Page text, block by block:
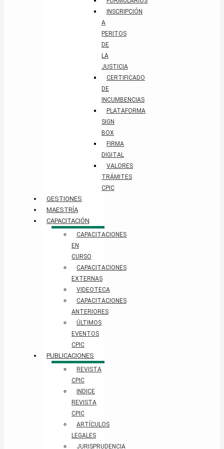
INSCRIPCIÓN
A
PERITOS
DE
LA
JUSTICIA
CERTIFICADO
DE
INCUMBENCIAS
PLATAFORMA
SIGN
BOX
FIRMA
DIGITAL
VALORES
TRÁMITES
CPIC
GESTIONES
MAESTRÍA
CAPACITACIÓN
CAPACITACIONES
EN
CURSO
CAPACITACIONES
EXTERNAS
VIDEOTECA
CAPACITACIONES
ANTERIORES
ÚLTIMOS
EVENTOS
CPIC
PUBLICACIONES
REVISTA
CPIC
INDICE
REVISTA
CPIC
ARTÍCULOS
LEGALES
JURISPRUDENCIA